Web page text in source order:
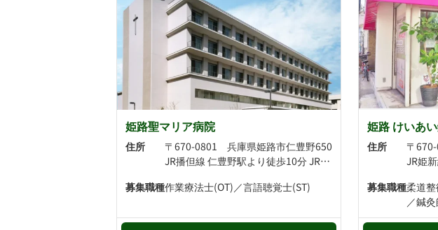
姫路聖マリア病院
住所
〒670-0801 兵庫県姫路市仁豊野650
JR播但線 仁豊野駅より徒歩10分 JR播但線 砥堀駅より徒歩18分
募集職種作業療法士(OT)／言語聴覚士(ST)
姫路 けいあ
住所
募集職種柔道
／鍼